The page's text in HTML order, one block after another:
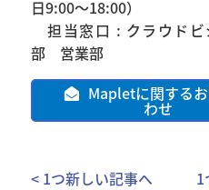
日9:00～18:00）
担当窓口 : クラウドビ
部 営業部
Mapletに関する
わせ
< 1つ新しい記事へ 1